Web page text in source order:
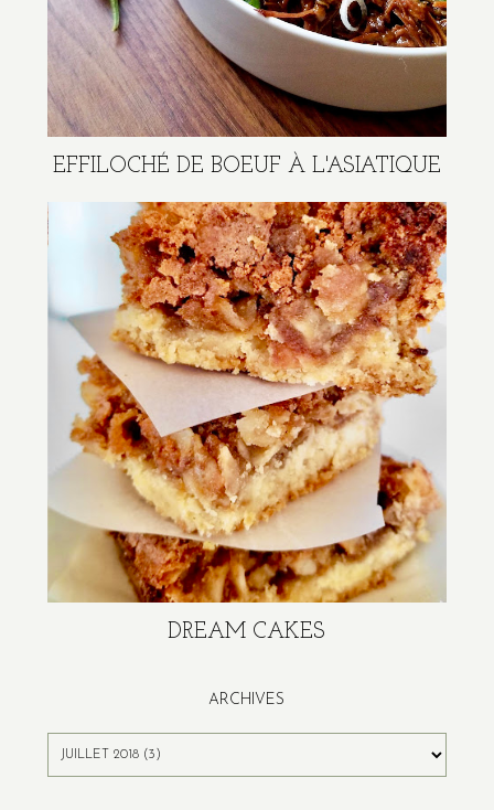
EFFILOCHÉ DE BOEUF À L'ASIATIQUE
DREAM CAKES
ARCHIVES